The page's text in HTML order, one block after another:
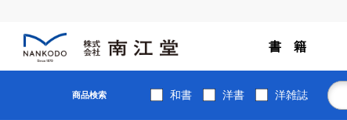
書 籍
商品検索 和書 洋書 洋雑誌